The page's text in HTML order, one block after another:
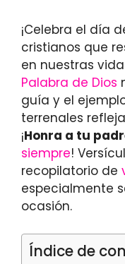
¡Celebra el día
cristianos que
en nuestras
Palabra de Dios
guía y el
terrenales
¡Honra a tu
siempre!
recopilatorio de
especialmente
ocasión.
Índice de